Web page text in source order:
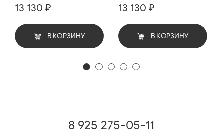
13 130 ₽
В КОРЗИНУ
13 130 ₽
В КОРЗИНУ
8 925 275-05-11